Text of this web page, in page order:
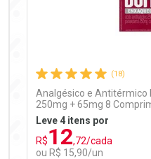
(18)
Analgésico e Antitérmico
250mg + 65mg 8
Leve 4 itens por
R$12,72/cada
ou R$ 15,90/un